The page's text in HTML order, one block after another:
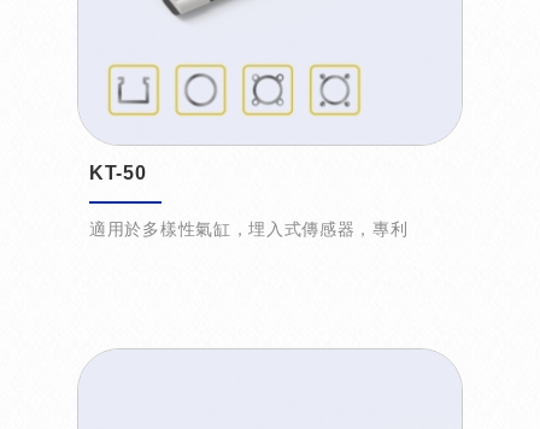
KT-50
適用於多樣性氣缸，埋入式傳感器，專利